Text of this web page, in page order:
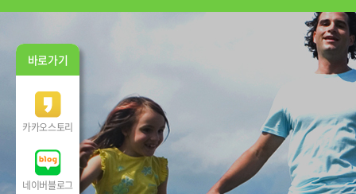
바로가기
카카오스토리
네이버블로그